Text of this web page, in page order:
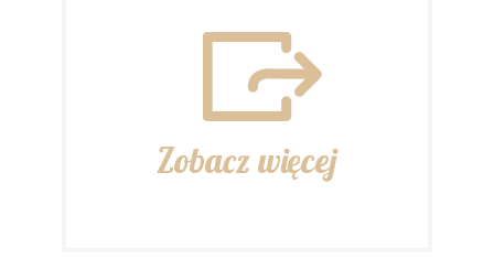
Zobacz więcej